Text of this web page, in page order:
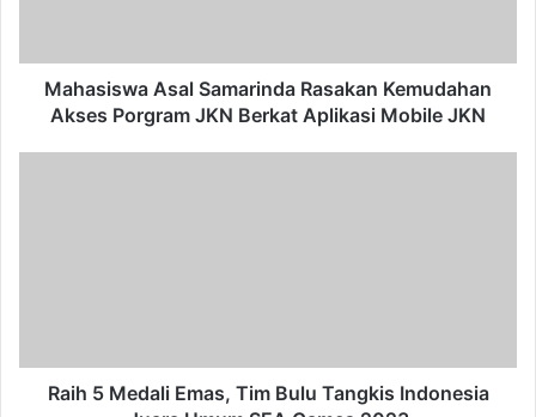
Berkat
Aplikasi
Mobile
Mahasiswa Asal Samarinda Rasakan Kemudahan
Akses Porgram JKN Berkat Aplikasi Mobile JKN
Juara
UmumRaih 5 Medali Emas, Tim Bulu Tangkis Indonesia